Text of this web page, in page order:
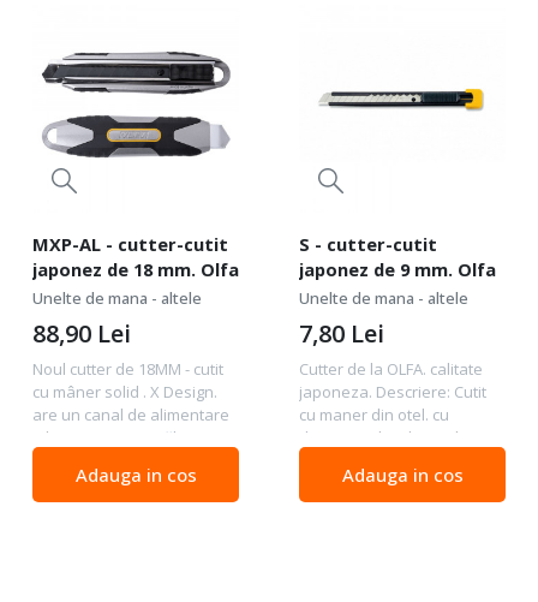
MXP-AL - cutter-cutit
japonez de 18 mm. Olfa
Unelte de mana - altele
Noul cutter de 18MM - cutit
cu mâner solid . X Design.
are un canal de alimentare
a lamei cromat și călit. este
Modelul MXP-AL este dintr-o
singură piesă din metal....
88,90 Lei
Adauga in cos
S - cutter-cutit
japonez de 9 mm. Olfa
Unelte de mana - altele
Cutter de la OLFA. calitate
japoneza. Descriere: Cutit
cu maner din otel. cu
dispozitiv din plastic de
uz casnic sau in birou.
Datorita caracteristicilor
7,80 Lei
Adauga in cos